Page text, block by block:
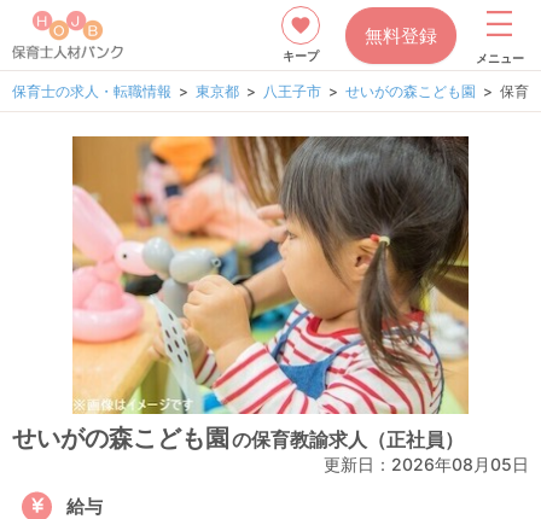
キープ
無料登録
メニュー
保育士の求人・転職情報 東京都 八王子市 せいがの森こども園 保育
せいがの森こども園 の保育教諭求人（正社員）
更新日： 2026年08月05日
給与